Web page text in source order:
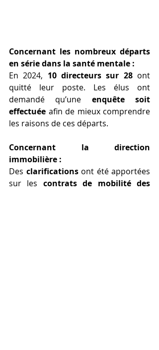
Concernant les nombreux départs
en série dans la santé mentale :
En 2024, 10 directeurs sur 28 ont
quitté leur poste. Les élus ont
demandé qu’une enquête soit
effectuée afin de mieux comprendre
les raisons de ces départs.
Concernant la direction
immobilière :
Des clarifications ont été apportées
sur les contrats de mobilité des